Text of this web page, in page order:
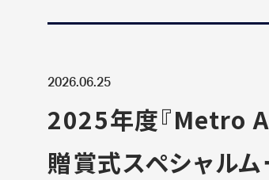
2026.06.25
2025年度『Metro
贈賞式スペシャルム